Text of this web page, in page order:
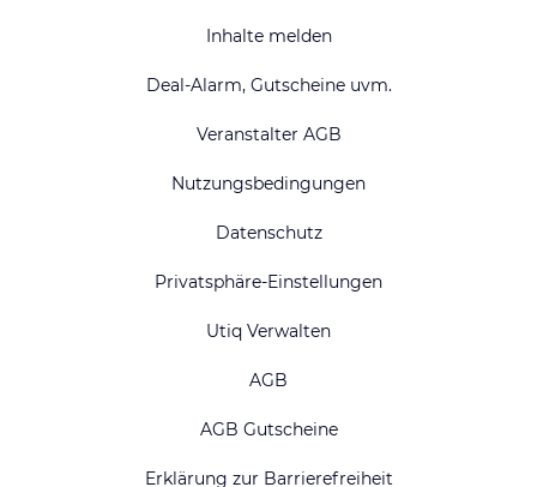
Inhalte melden
Deal-Alarm, Gutscheine uvm.
Veranstalter AGB
Nutzungsbedingungen
Datenschutz
Privatsphäre-Einstellungen
Utiq Verwalten
AGB
AGB Gutscheine
Erklärung zur Barrierefreiheit